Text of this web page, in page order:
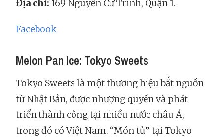
Địa chỉ: 169 Nguyễn Cư Trinh, Quận 1.
Facebook
Melon Pan Ice: Tokyo Sweets
Tokyo Sweets là một thương hiệu bắt nguồn
từ Nhật Bản, được nhượng quyền và phát
triển thành công tại nhiều nước châu Á,
trong đó có Việt Nam. “Món tủ” tại Tokyo